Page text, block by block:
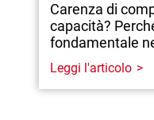
Carenza di
capacità?
fondamentale
Leggi l'articolo